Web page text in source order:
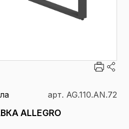
арт. AG.110.AN.72
ALLEGRO